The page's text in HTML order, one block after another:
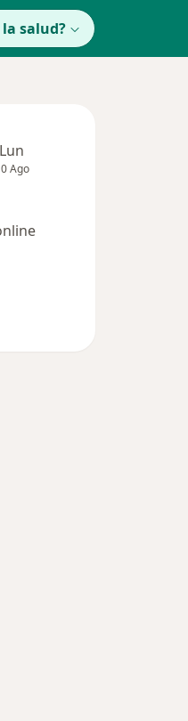
salud?
Lun
Ago